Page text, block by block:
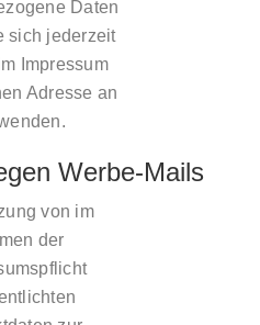
Daten
sich jederzeit
Impressum
Adresse an
Werbe-Mails
von im
der